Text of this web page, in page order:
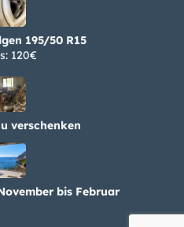
195/50 R15
120€
verschenken
bis Februar